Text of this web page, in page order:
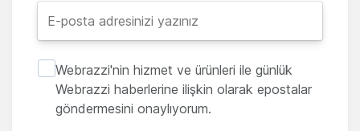
Webrazzi'nin hizmet ve ürünleri ile günlük
Webrazzi haberlerine ilişkin olarak epostalar
göndermesini onaylıyorum.